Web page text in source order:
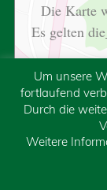
Die Karte
Es gelten die
Um unsere
fortlaufend
Durch die
Weitere